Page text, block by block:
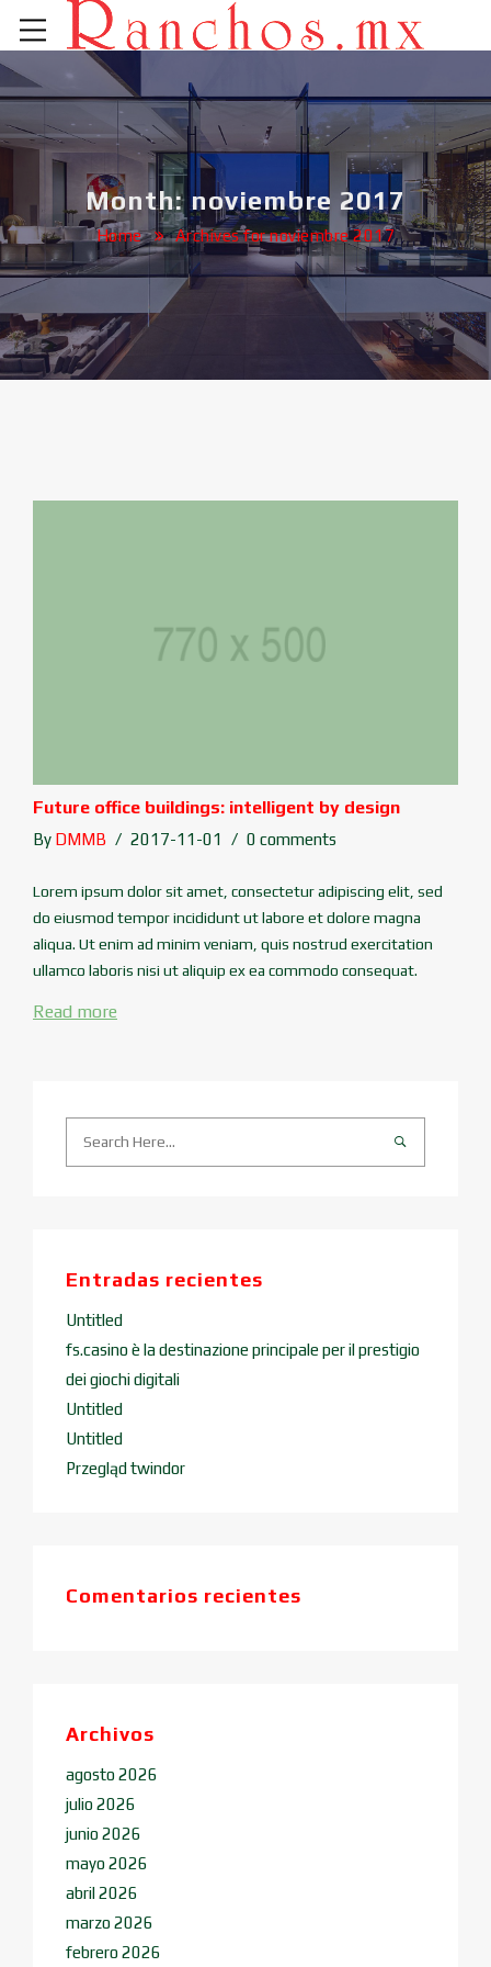
Month: noviembre 2017
Home Archives for noviembre 2017
Future office buildings: intelligent by design
By DMMB 2017-11-01 0 comments
Lorem ipsum dolor sit amet, consectetur adipiscing elit, sed
do eiusmod tempor incididunt ut labore et dolore magna
aliqua. Ut enim ad minim veniam, quis nostrud exercitation
ullamco laboris nisi ut aliquip ex ea commodo consequat.
Read more
Entradas recientes
Untitled
fs.casino è la destinazione principale per il prestigio
dei giochi digitali
Untitled
Untitled
Przegląd twindor
Comentarios recientes
Archivos
agosto 2026
julio 2026
junio 2026
mayo 2026
abril 2026
marzo 2026
febrero 2026